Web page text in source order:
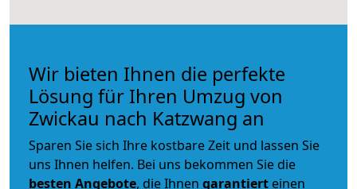
Wir bieten Ihnen die perfekte
Lösung für Ihren Umzug von
Zwickau nach Katzwang an
Sparen Sie sich Ihre kostbare Zeit und lassen Sie
uns Ihnen helfen. Bei uns bekommen Sie die
besten Angebote, die Ihnen garantiert einen